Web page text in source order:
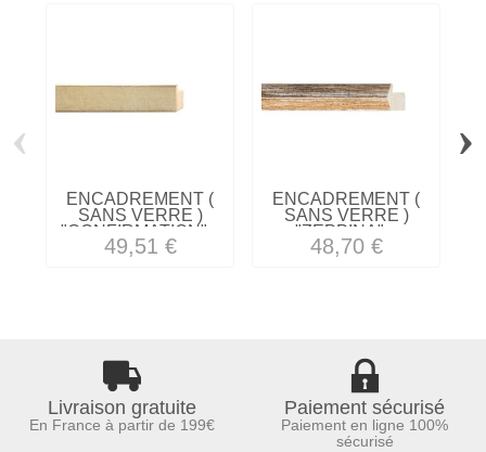
ENCADREMENT (
SANS VERRE )
"CONFIRMATION"...
49,51 €
ENCADREMENT (
SANS VERRE )
"ZEPPINA"...
48,70 €
‹ ›
Livraison gratuite
En France à partir de 199€
Paiement sécurisé
Paiement en ligne 100%
sécurisé